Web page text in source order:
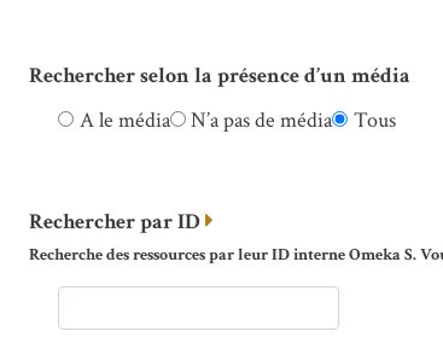
Rechercher selon la présence d’un média
A le média
N’a pas de média Tous
Rechercher par ID
Recherche des ressources par leur ID interne Omeka S.